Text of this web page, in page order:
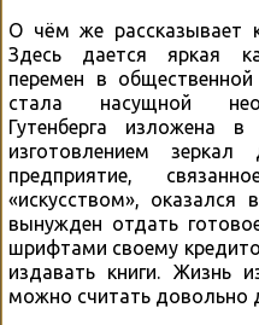
О чём же рассказывает
Здесь дается яркая
перемен в
стала насущной
Гутенберга изложена
изготовлением
предприятие,
«искусством»,
вынужден отдать
шрифтами своему
издавать книги. Жизнь
можно считать довольно